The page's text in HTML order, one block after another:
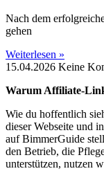
Nach dem
gehen
Weiterlesen »
15.04.2026 Keine
Warum Affiliate-
Wie du hoffentlich
dieser Webseite und
auf BimmerGuide
den Betrieb, die
unterstützen, nutzen